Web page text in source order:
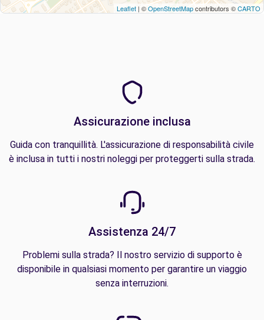
Leaflet | ©OpenStreetMapcontributors ©CARTO
Assicurazione inclusa
Guida con tranquillità. L'assicurazione di responsabilità civile
è inclusa in tutti i nostri noleggi per proteggerti sulla strada.
Assistenza 24/7
Problemi sulla strada? Il nostro servizio di supporto è
disponibile in qualsiasi momento per garantire un viaggio
senza interruzioni.